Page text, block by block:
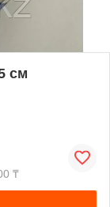
см
₸